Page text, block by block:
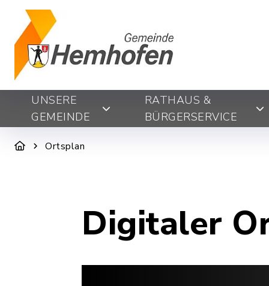
UNSERE
GEMEINDE
RATHAUS &
BÜRGERSERVICE
Ortsplan
Digitaler